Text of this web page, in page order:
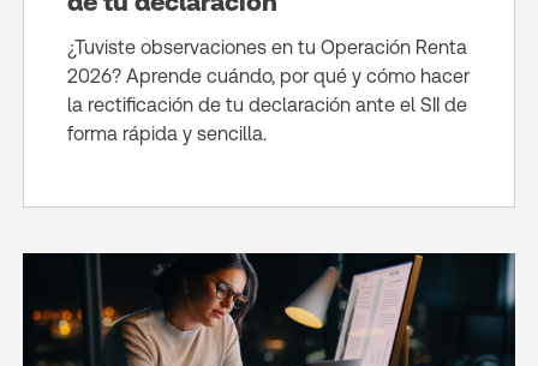
¿Tuviste observaciones en tu Operación Renta
2026? Aprende cuándo, por qué y cómo hacer
la rectificación de tu declaración ante el SII de
forma rápida y sencilla.